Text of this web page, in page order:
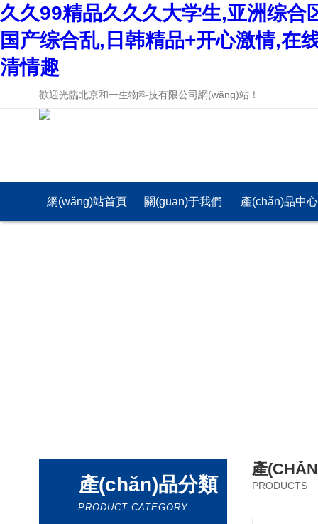
久久99精品久久久大学生,亚洲综
国产综合乱,日韩精品+开心激情,在
清情趣
歡迎光臨北京和一生物科技有限公司網(wǎng)站！
網(wǎng)站首頁 關(guān)于我們 產(chǎn)品中心
產(chǎn)品分類
PRODUCT CATEGORY
產
PRODUCTS